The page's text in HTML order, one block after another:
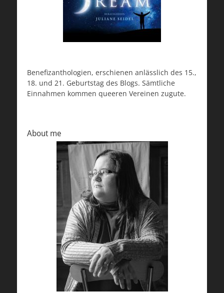
Benefizanthologien, erschienen anlässlich des 15.,
18. und 21. Geburtstag des Blogs. Sämtliche
Einnahmen kommen queeren Vereinen zugute.
About me